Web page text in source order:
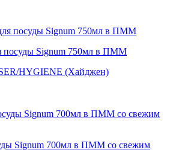
посуды Signum 750мл в ПММ
HYGIENE (Хайджен)
Signum 700мл в ПММ со свежим